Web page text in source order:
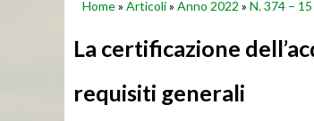
Home» Articoli» Anno 2022 » N. 374 –
La certificazione
requisiti generali